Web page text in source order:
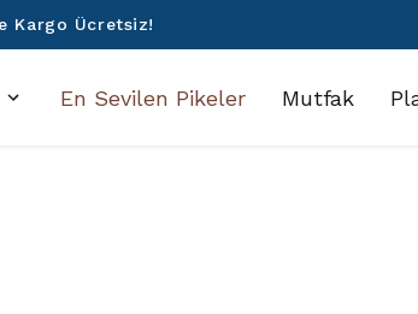
Kargo Ücretsiz!
En Sevilen Pikeler Mutfak